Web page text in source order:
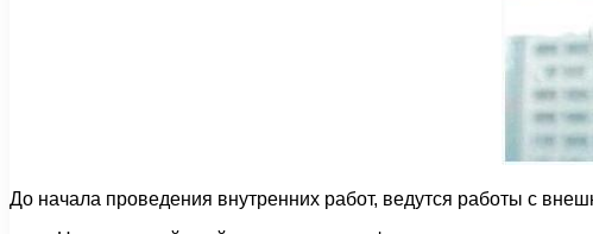
До начала проведения внутренних работ, ведутся работы с